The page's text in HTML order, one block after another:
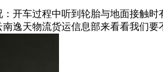
开车过程中听到轮胎与地面接触
逸天物流货运信息部来看看我们要